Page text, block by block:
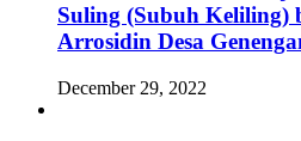
Suling (Subuh Keliling)
Arrosidin Desa
December 29, 2022